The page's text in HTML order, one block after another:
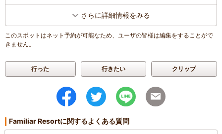
さらに詳細情報をみる
このスポットはネット予約が可能なため、ユーザの皆様は編集をすることがで
きません。
行った 行きたい クリップ
Familiar Resortに関するよくある質問